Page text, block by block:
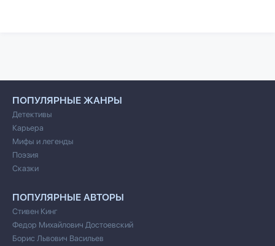
ПОПУЛЯРНЫЕ ЖАНРЫ
Детективы
Карьера
Мифы и легенды
Поэзия
Сказки
ПОПУЛЯРНЫЕ АВТОРЫ
Стивен Кинг
Федор Михайлович Достоевский
Борис Львович Васильев